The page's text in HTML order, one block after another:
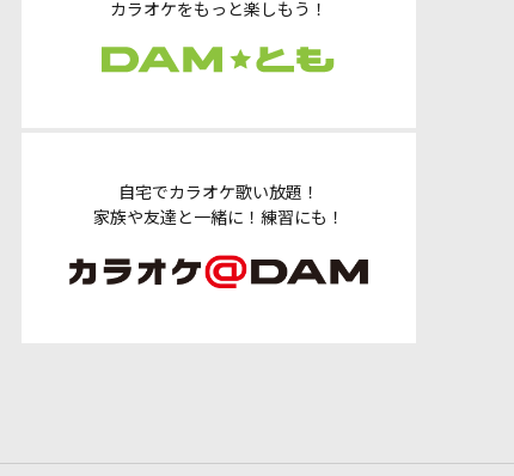
カラオケをもっと楽しもう！
自宅でカラオケ歌い放題！
家族や友達と一緒に！練習にも！